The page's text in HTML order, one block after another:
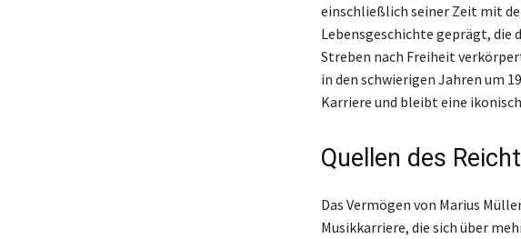
einschließlich seiner Zeit mit
Lebensgeschichte geprägt, die
Streben nach Freiheit
in den schwierigen Jahren um
Karriere und bleibt eine
Quellen des
Das Vermögen von Marius
Musikkarriere, die sich über